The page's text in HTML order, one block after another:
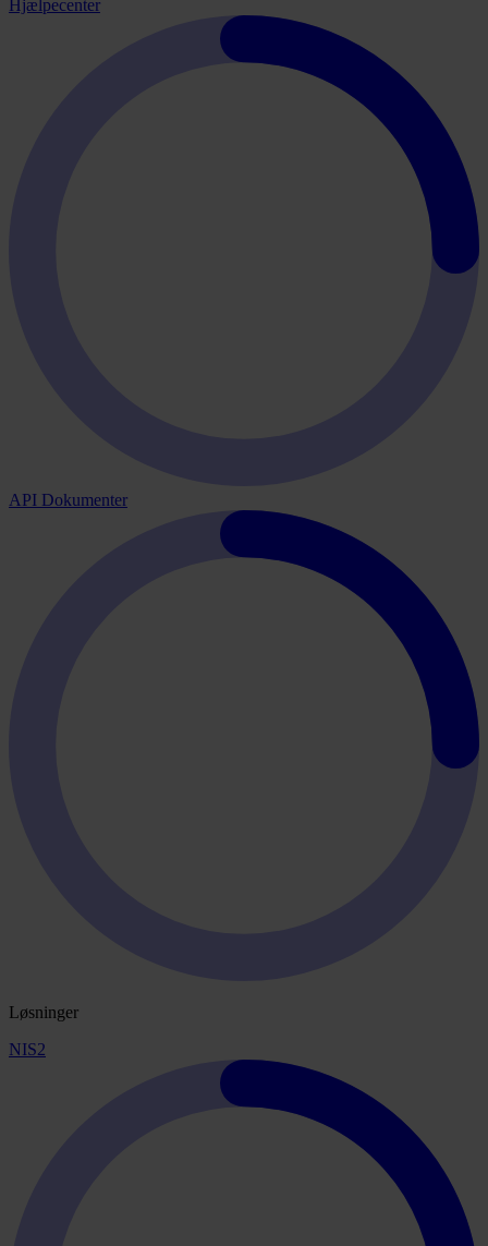
Hjælpecenter
API Dokumenter
Løsninger
NIS2